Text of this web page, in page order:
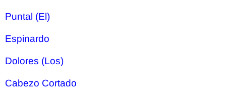
Puntal (El)
Espinardo
Dolores (Los)
Cabezo Cortado